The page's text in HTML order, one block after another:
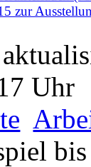
zur
Uhr